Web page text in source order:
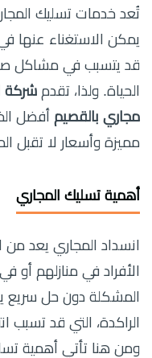
تُعد خدمات تسليك
يمكن الاستغناء عنها في
قد يتسبب في مشاكل
الحياة. ولذا، تقدم شركة
مجاري بالقصيم أفضل
مميزة وأسعار لا تقبل
أهمية تسليك المجاري
انسداد المجاري يعد
الأفراد في منازلهم أو
المشكلة دون حل سريع
الراكدة، التي قد تسبب
ومن هنا تأتي أهمية